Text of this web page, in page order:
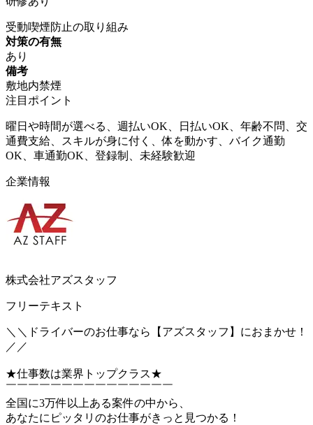
受動喫煙防止の取り組み
対策の有無
あり
備考
敷地内禁煙
注目ポイント
曜日や時間が選べる、週払いOK、日払いOK、年齢不問、交
通費支給、スキルが身に付く、体を動かす、バイク通勤
OK、車通勤OK、登録制、未経験歓迎
企業情報
株式会社アズスタッフ
フリーテキスト
＼＼ドライバーのお仕事なら【アズスタッフ】におまかせ！
／／
★仕事数は業界トップクラス★
￣￣￣￣￣￣￣￣￣￣￣￣￣￣￣
全国に3万件以上ある案件の中から、
あなたにピッタリのお仕事がきっと見つかる！